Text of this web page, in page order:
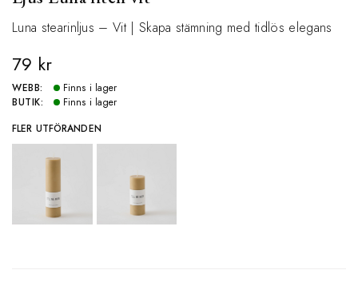
Luna stearinljus – Vit | Skapa stämning med tidlös elegans
79 kr
WEBB:
Finns i lager
BUTIK:
Finns i lager
FLER UTFÖRANDEN